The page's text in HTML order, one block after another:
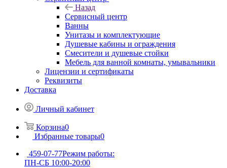
Назад
Сервисный центр
Ванны
Унитазы и комплектующие
Душевые кабины и ограждения
Смесители и душевые стойки
Мебель для ванной комнаты, умывальники
Лицензии и сертификаты
Реквизиты
Доставка
Личный кабинет
Корзина0
Избранные товары0
459-07-77Режим работы:
ПН-СБ 10:00-20:00